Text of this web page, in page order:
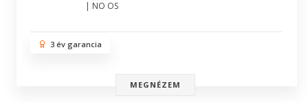
| NO OS
3 év garancia
MEGNÉZEM